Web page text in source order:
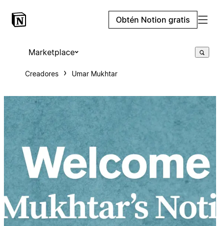
Obtén Notion gratis
Marketplace
Creadores Umar Mukhtar